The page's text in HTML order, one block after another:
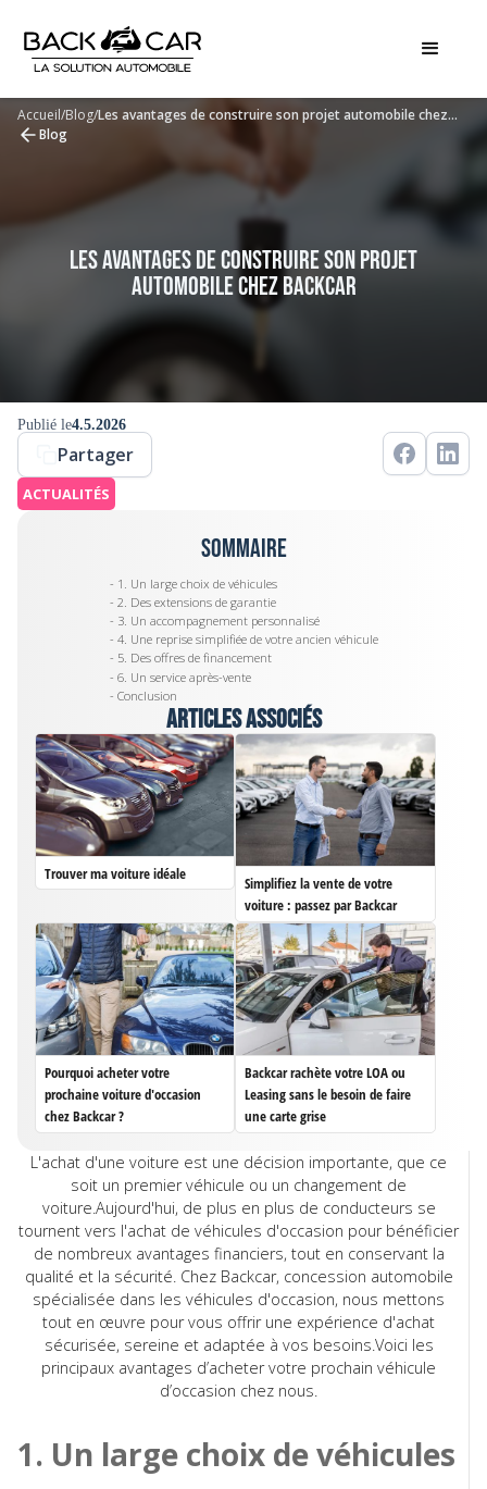
Accueil/Blog/Les avantages de construire son projet automobile chez
Blog
Les avantages de construire son projet
automobile chez Backcar
Publié le4.5.2026
Partager
ACTUALITÉS
L'achat d'une voiture est une décision importante, que ce
soit un premier véhicule ou un changement de
voiture.Aujourd'hui, de plus en plus de conducteurs se
tournent vers l'achat de véhicules d'occasion pour bénéficier
de nombreux avantages financiers, tout en conservant la
qualité et la sécurité. Chez Backcar, concession automobile
spécialisée dans les véhicules d'occasion, nous mettons
tout en œuvre pour vous offrir une expérience d'achat
sécurisée, sereine et adaptée à vos besoins.Voici les
principaux avantages d’acheter votre prochain véhicule
d’occasion chez nous.
1. Un large choix de véhicules
Sommaire
- 1. Un large choix de véhicules
- 2. Des extensions de garantie
- 3. Un accompagnement personnalisé
- 4. Une reprise simplifiée de votre ancien véhicule
- 5. Des offres de financement
- 6. Un service après-vente
- Conclusion
Articles associés
Trouver ma voiture idéale
Simplifiez la vente de votre
voiture : passez par Backcar
Pourquoi acheter votre
prochaine voiture d'occasion
chez Backcar ?
Backcar rachète votre LOA ou
Leasing sans le besoin de faire
une carte grise